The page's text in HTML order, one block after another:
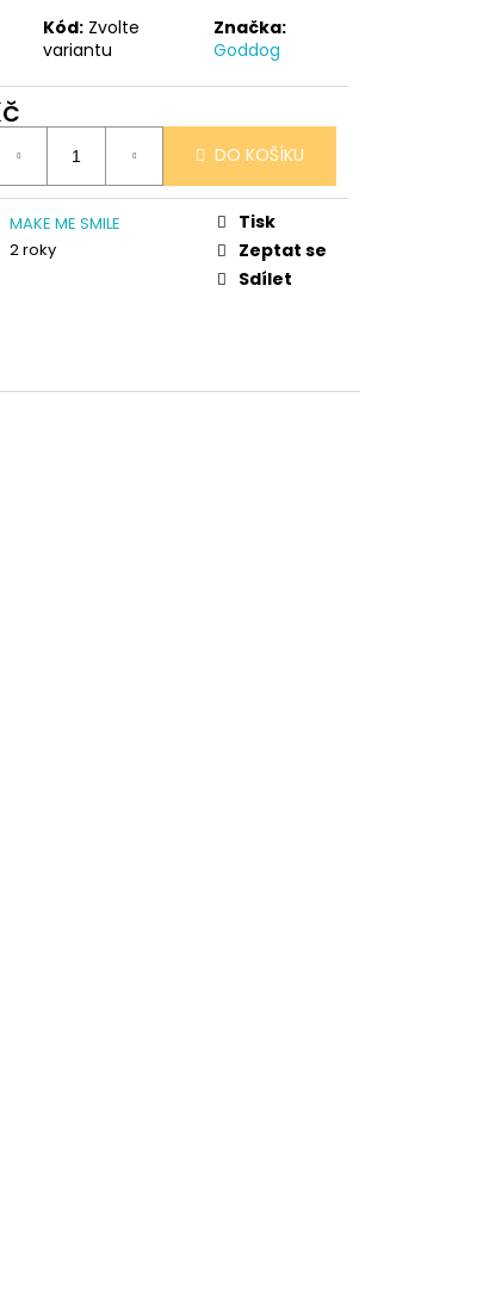
Kód: Zvolte
variantu
Značka:
Goddog
DO KOŠÍKU
MAKE ME SMILE
2 roky
Tisk
Zeptat se
Sdílet